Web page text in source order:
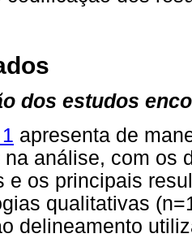
dos estudos
apresenta de
análise, com os
e os principais
qualitativas
delineamento